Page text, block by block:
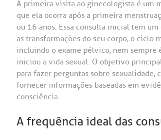
A primeira visita ao ginecologista é um
que ela ocorra após a primeira
ou 16 anos. Essa consulta inicial tem
as transformações do seu corpo, o ciclo
incluindo o exame pélvico, nem sempre
iniciou a vida sexual. O objetivo
para fazer perguntas sobre sexualidade,
fornecer informações baseadas em
consciência.
A frequência ideal das